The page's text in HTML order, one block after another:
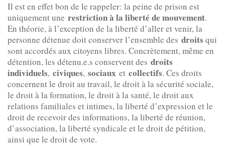
Il est en effet bon de le rappeler: la peine de prison est
uniquement une restriction à la liberté de mouvement.
En théorie, à l’exception de la liberté d’aller et venir, la
personne détenue doit conserver l’ensemble des droits qui
sont accordés aux citoyens libres. Concrètement, même en
détention, les détenu.e.s conservent des droits
individuels, civiques, sociaux et collectifs. Ces droits
concernent le droit au travail, le droit à la sécurité sociale,
le droit à la formation, le droit à la santé, le droit aux
relations familiales et intimes, la liberté d’expression et le
droit de recevoir des informations, la liberté de réunion,
d’association, la liberté syndicale et le droit de pétition,
ainsi que le droit de vote.